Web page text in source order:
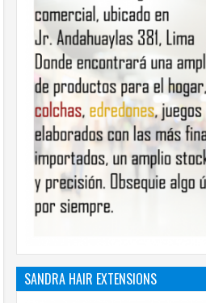
SANDRA HAIR EXTENSIONS